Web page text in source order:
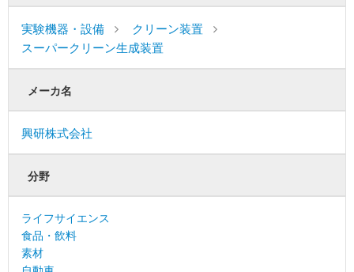
実験機器・設備
クリーン装置
スーパークリーン生成装置
メーカ名
興研株式会社
分野
ライフサイエンス
食品・飲料
素材